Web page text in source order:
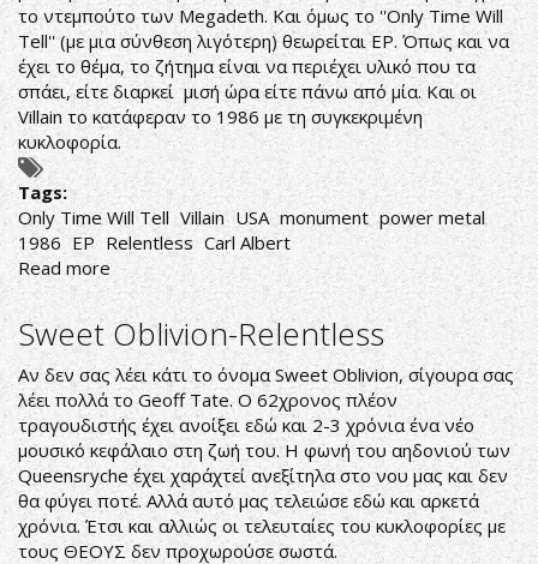
το ντεμπούτο των Megadeth. Και όμως το ''Only Time Will
Tell'' (με μια σύνθεση λιγότερη) θεωρείται EP. Όπως και να
έχει το θέμα, το ζήτημα είναι να περιέχει υλικό που τα
σπάει, είτε διαρκεί μισή ώρα είτε πάνω από μία. Και οι
Villain το κατάφεραν το 1986 με τη συγκεκριμένη
κυκλοφορία.
Tags:
Only Time Will Tell Villain USA monument power metal
1986 EP Relentless Carl Albert
Read more about
Villain-
Only
Time
Will
Tell
Sweet Oblivion-Relentless
Αν δεν σας λέει κάτι το όνομα Sweet Oblivion, σίγουρα σας
λέει πολλά το Geoff Tate. O 62χρονος πλέον
τραγουδιστής έχει ανοίξει εδώ και 2-3 χρόνια ένα νέο
μουσικό κεφάλαιο στη ζωή του. Η φωνή του αηδονιού των
Queensryche έχει χαράχτεί ανεξίτηλα στο νου μας και δεν
θα φύγει ποτέ. Αλλά αυτό μας τελειώσε εδώ και αρκετά
χρόνια. Έτσι και αλλιώς οι τελευταίες του κυκλοφορίες με
τους ΘΕΟΥΣ δεν προχωρούσε σωστά.